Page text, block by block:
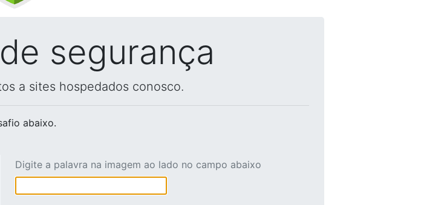
segurança
a sites hospedados conosco.
abaixo.
Digite a palavra na imagem ao lado no campo abaixo